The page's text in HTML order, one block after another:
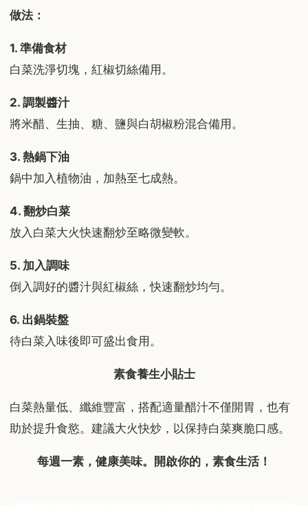
做法：
1. 準備食材
白菜洗淨切塊，紅椒切絲備用。
2. 調製醬汁
將米醋、生抽、糖、鹽與白胡椒粉混合備用。
3. 熱鍋下油
鍋中加入植物油，加熱至七成熱。
4. 翻炒白菜
放入白菜大火快速翻炒至略微變軟。
5. 加入調味
倒入調好的醬汁與紅椒絲，快速翻炒均勻。
6. 出鍋裝盤
待白菜入味後即可盛出食用。
素食養生小貼士
白菜熱量低、纖維豐富，搭配適量醋汁不僅開胃，也有
助於提升食慾。建議大火快炒，以保持白菜爽脆口感。
每週一素，健康美味。 開啟你的 ， 素食生活！